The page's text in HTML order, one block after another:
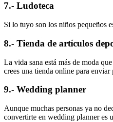
7.- Ludoteca
Si lo tuyo son los niños pequeños
8.- Tienda de artículos
La vida sana está más de moda
crees una tienda online para
9.- Wedding planner
Aunque muchas personas ya no
convertirte en wedding planner es